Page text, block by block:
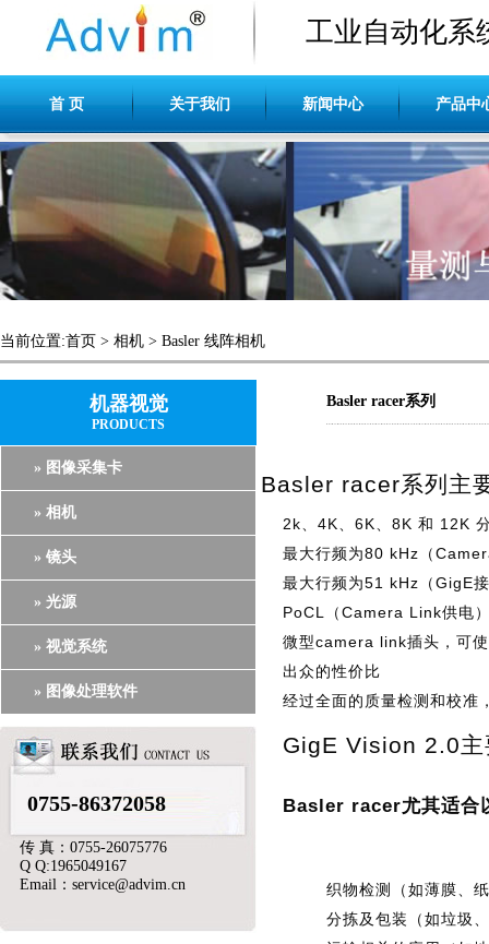
工业自动化系
首 页 关于我们 新闻中心 产品中
当前位置:首页 > 相机 > Basler 线阵相机
机器视觉
PRODUCTS
» 图像采集卡
» 相机
» 镜头
» 光源
» 视觉系统
» 图像处理软件
0755-86372058
传 真：0755-26075776
Q Q:1965049167
Email：service@advim.cn
Basler racer系列
Basler racer系列主
2k、4K、6K、8K 和 12K
最大行频为80 kHz（
最大行频为51 kHz（GigE
PoCL（Camera Link供电
微型camera link插头，可
出众的性价比
经过全面的质量检测和校准
GigE Vision 2.0主
Basler racer尤其适合
织物检测（如薄膜、
分拣及包装（如垃圾